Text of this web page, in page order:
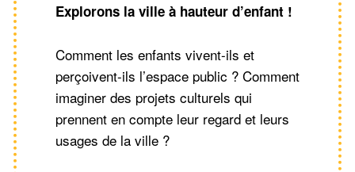
Explorons la ville à hauteur d’enfant !
Comment les enfants vivent-ils et
perçoivent-ils l’espace public ? Comment
imaginer des projets culturels qui
prennent en compte leur regard et leurs
usages de la ville ?